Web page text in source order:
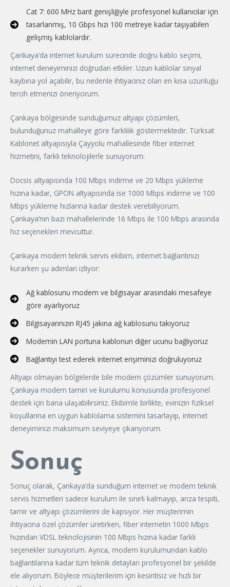
Cat 7: 600 MHz bant genişliğiyle profesyonel kullanıcılar için
tasarlanmış, 10 Gbps hızı 100 metreye kadar taşıyabilen
gelişmiş kablolardır.
Çankaya’da internet kurulum sürecinde doğru kablo seçimi,
internet deneyiminizi doğrudan etkiler. Uzun kablolar sinyal
kaybına yol açabilir, bu nedenle ihtiyacınız olan en kısa uzunluğu
tercih etmenizi öneriyorum.
Çankaya bölgesinde sunduğumuz altyapı çözümleri,
bulunduğunuz mahalleye göre farklılık göstermektedir. Türksat
Kablonet altyapısıyla Çayyolu mahallesinde fiber internet
hizmetini, farklı teknolojilerle sunuyorum:
Docsis altyapısında 100 Mbps indirme ve 20 Mbps yükleme
hızına kadar, GPON altyapısında ise 1000 Mbps indirme ve 100
Mbps yükleme hızlarına kadar destek verebiliyorum.
Çankaya’nın bazı mahallelerinde 16 Mbps ile 100 Mbps arasında
hız seçenekleri mevcuttur.
Çankaya modem teknik servis ekibim, internet bağlantınızı
kurarken şu adımları izliyor:
Ağ kablosunu modem ve bilgisayar arasındaki mesafeye
göre ayarlıyoruz
Bilgisayarınızın RJ45 jakına ağ kablosunu takıyoruz
Modemin LAN portuna kablonun diğer ucunu bağlıyoruz
Bağlantıyı test ederek internet erişiminizi doğruluyoruz
Altyapı olmayan bölgelerde bile modern çözümler sunuyorum.
Çankaya modem tamiri ve kurulumu konusunda profesyonel
destek için bana ulaşabilirsiniz. Ekibimle birlikte, evinizin fiziksel
koşullarına en uygun kablolama sistemini tasarlayıp, internet
deneyiminizi maksimum seviyeye çıkarıyorum.
Sonuç
Sonuç olarak, Çankaya’da sunduğum internet ve modem teknik
servis hizmetleri sadece kurulum ile sınırlı kalmayıp, arıza tespiti,
tamir ve altyapı çözümlerini de kapsıyor. Her müşterimin
ihtiyacına özel çözümler üretirken, fiber internetin 1000 Mbps
hızından VDSL teknolojisinin 100 Mbps hızına kadar farklı
seçenekler sunuyorum. Ayrıca, modem kurulumundan kablo
bağlantılarına kadar tüm teknik detayları profesyonel bir şekilde
ele alıyorum. Böylece müşterilerim için kesintisiz ve hızlı bir